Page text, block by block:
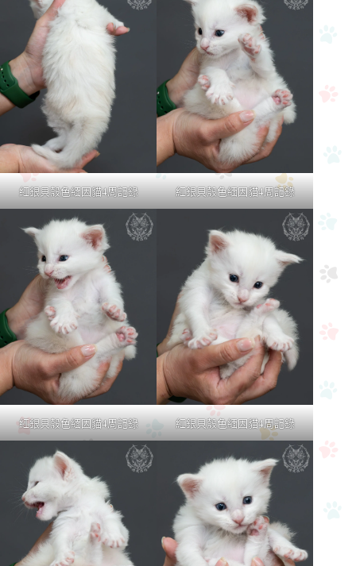
紅銀貝殼色緬因貓4周記錄 紅銀貝殼色緬因貓4周記錄
紅銀貝殼色緬因貓4周記錄 紅銀貝殼色緬因貓4周記錄